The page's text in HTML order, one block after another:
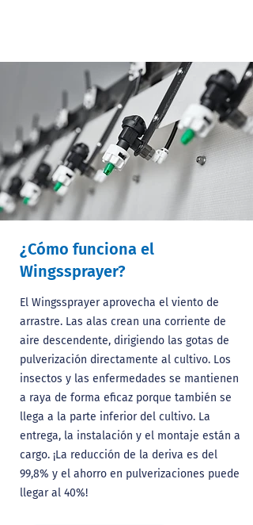
¿Cómo funciona el
Wingssprayer?
El Wingssprayer aprovecha el viento de
arrastre. Las alas crean una corriente de
aire descendente, dirigiendo las gotas de
pulverización directamente al cultivo. Los
insectos y las enfermedades se mantienen
a raya de forma eficaz porque también se
llega a la parte inferior del cultivo. La
entrega, la instalación y el montaje están a
cargo. ¡La reducción de la deriva es del
99,8% y el ahorro en pulverizaciones puede
llegar al 40%!